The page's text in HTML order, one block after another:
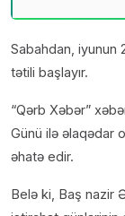
Sabahdan, iyunun
tətili başlayır.
“Qərb Xəbər”
Günü ilə əlaqədar
əhatə edir.
Belə ki, Baş nazir